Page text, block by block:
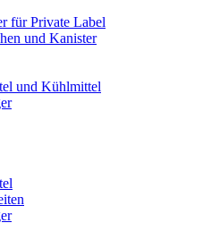
für Private Label
und Kanister
und Kühlmittel